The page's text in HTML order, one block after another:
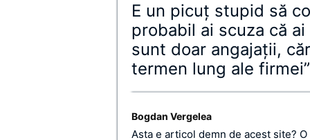
E un picuţ stupid să
probabil ai scuza că
sunt doar angajaţii,
termen lung ale firmei”
Bogdan Vergelea
Asta e articol demn de acest site?